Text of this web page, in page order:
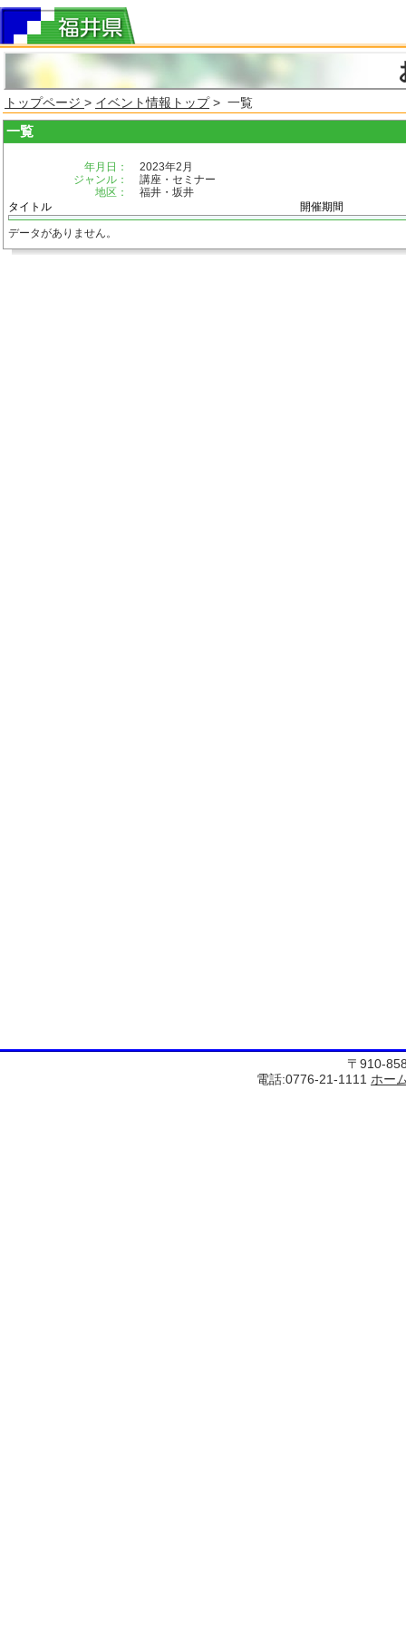
トップページ > イベント情報トップ> 一覧
一覧
年月日：
2023年2月
ジャンル：
講座・セミナー
地区：
福井・坂井
タイトル
開催期間
データがありません。
〒910-
電話:0776-21-1111 ホー